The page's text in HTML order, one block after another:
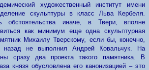
художественный институт имени
скульптуры в класс Льва Кербеля.
обстоятельства иначе, в Твери, вполне
как минимум еще одна скульптурная
Михаилу Тверскому, если бы, конечно,
назад не выполнил Андрей Ковальчук. На
сразу два проекта такого памятника. В
князя обусловлена его канонизацией – это